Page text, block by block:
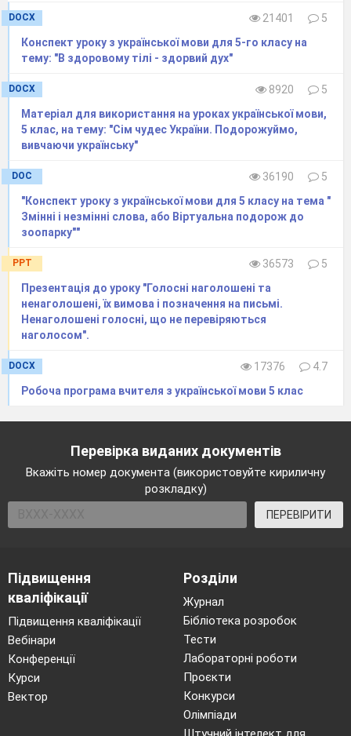
Приймати участь- брати участь
Слідуючий день- наступний день
Іти за хлібом- іти по хліб
Контрольна по історії- контрольна з історії
Розкрити зошит- розгорнути зошит
Включити світло- увімкнути світло
3 група ( отримують букву В)
Підказка дітям: шукайте станцію
кабінеті, де вас навчають ділити, множити,
додавати, віднімати.
Вікторина
ВІДПОВІДЬ
займенники можуть
псувати шляхи?
поставити
буквами
алфавіту, щоб
утворити
назву людини
похилого віку?
Яке слово об’єднує
DOCX 21401
5
Конспект уроку з української мови для 5-го класу на
тему: "В здоровому тілі - здорвий дух"
DOCX 8920
5
Матеріал для використання на уроках української мови,
5 клас, на тему: "Сім чудес України. Подорожуймо,
вивчаючи українську"
DOC 36190
5
"Конспект уроку з української мови для 5 класу на тема "
Змінні і незмінні слова, або Віртуальна подорож до
зоопарку""
PPT 36573
5
Презентація до уроку "Голосні наголошені та
ненаголошені, їх вимова і позначення на письмі.
Ненаголошені голосні, що не перевіряються
наголосом".
DOCX 17376
4.7
Робоча програма вчителя з української мови 5 клас
Перевірка виданих документів
Вкажіть номер документа (використовуйте кириличну
розкладку)
ПЕРЕВІРИТИ
Підвищення
кваліфікації
Підвищення кваліфікації
Вебінари
Конференції
Курси
Вектор
Розділи
Журнал
Бібліотека розробок
Тести
Лабораторні роботи
Проєкти
Конкурси
Олімпіади